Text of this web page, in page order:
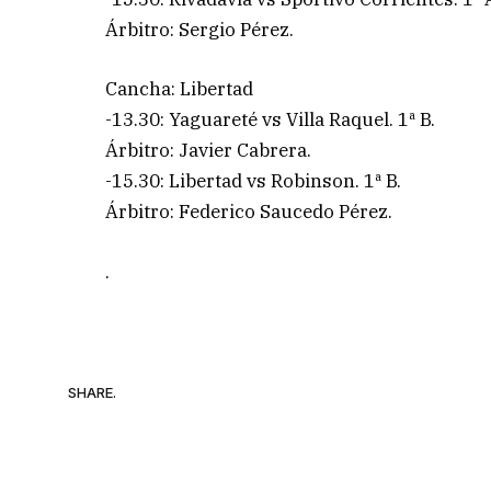
Árbitro: Sergio Pérez.
Cancha: Libertad
-13.30: Yaguareté vs Villa Raquel. 1ª B.
Árbitro: Javier Cabrera.
-15.30: Libertad vs Robinson. 1ª B.
Árbitro: Federico Saucedo Pérez.
.
SHARE.